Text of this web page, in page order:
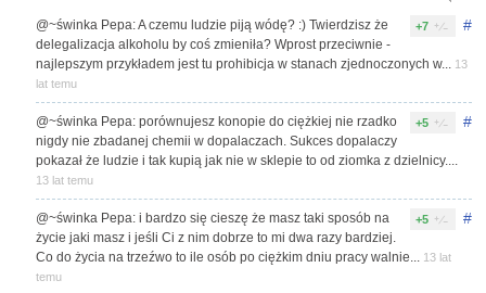
#
+7
@~świnka Pepa: A czemu ludzie piją wódę? :) Twierdzisz że
delegalizacja alkoholu by coś zmieniła? Wprost przeciwnie -
najlepszym przykładem jest tu prohibicja w stanach zjednoczonych w... 13
lat temu
#
+5
@~świnka Pepa: porównujesz konopie do ciężkiej nie rzadko
nigdy nie zbadanej chemii w dopalaczach. Sukces dopalaczy
pokazał że ludzie i tak kupią jak nie w sklepie to od ziomka z dzielnicy....
13 lat temu
#
+5
@~świnka Pepa: i bardzo się cieszę że masz taki sposób na
życie jaki masz i jeśli Ci z nim dobrze to mi dwa razy bardziej.
Co do życia na trzeźwo to ile osób po ciężkim dniu pracy walnie... 13 lat
temu